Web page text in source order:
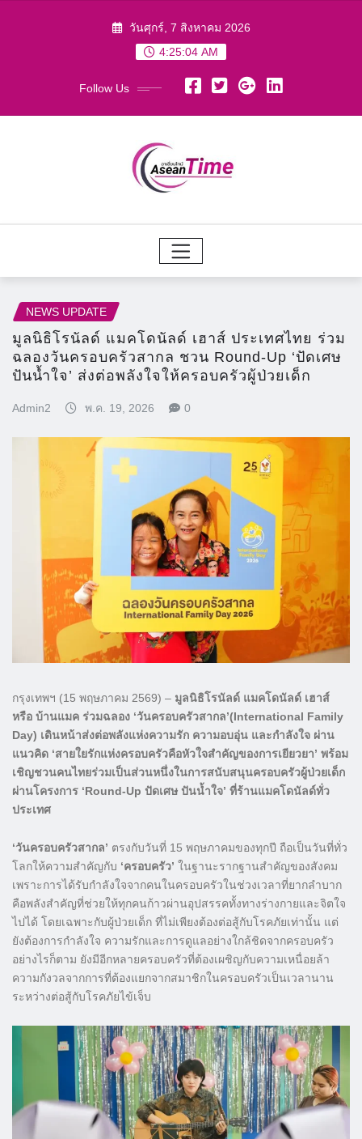
วันศุกร์, 7 สิงหาคม 2026
4:25:06 AM
Follow Us
NEWS UPDATE
มูลนิธิโรนัลด์ แมคโดนัลด์ เฮาส์ ประเทศไทย ร่วม
ฉลองวันครอบครัวสากล ชวน Round-Up ‘ปัดเศษ
ปันน้ำใจ’ ส่งต่อพลังใจให้ครอบครัวผู้ป่วยเด็ก
Admin2 พ.ค. 19, 2026 0
กรุงเทพฯ (15 พฤษภาคม 2569) – มูลนิธิโรนัลด์ แมคโดนัลด์ เฮาส์
หรือ บ้านแมค ร่วมฉลอง ‘วันครอบครัวสากล’(International Family
Day) เดินหน้าส่งต่อพลังแห่งความรัก ความอบอุ่น และกำลังใจ ผ่าน
แนวคิด ‘สายใยรักแห่งครอบครัวคือหัวใจสำคัญของการเยียวยา’ พร้อม
เชิญชวนคนไทยร่วมเป็นส่วนหนึ่งในการสนับสนุนครอบครัวผู้ป่วยเด็ก
ผ่านโครงการ ‘Round-Up ปัดเศษ ปันน้ำใจ’ ที่ร้านแมคโดนัลด์ทั่ว
ประเทศ
‘วันครอบครัวสากล’ ตรงกับวันที่ 15 พฤษภาคมของทุกปี ถือเป็นวันที่ทั่ว
โลกให้ความสำคัญกับ ‘ครอบครัว’ ในฐานะรากฐานสำคัญของสังคม
เพราะการได้รับกำลังใจจากคนในครอบครัวในช่วงเวลาที่ยากลำบาก
คือพลังสำคัญที่ช่วยให้ทุกคนก้าวผ่านอุปสรรคทั้งทางร่างกายและจิตใจ
ไปได้ โดยเฉพาะกับผู้ป่วยเด็ก ที่ไม่เพียงต้องต่อสู้กับโรคภัยเท่านั้น แต่
ยังต้องการกำลังใจ ความรักและการดูแลอย่างใกล้ชิดจากครอบครัว
อย่างไรก็ตาม ยังมีอีกหลายครอบครัวที่ต้องเผชิญกับความเหนื่อยล้า
ความกังวลจากการที่ต้องแยกจากสมาชิกในครอบครัวเป็นเวลานาน
ระหว่างต่อสู้กับโรคภัยไข้เจ็บ